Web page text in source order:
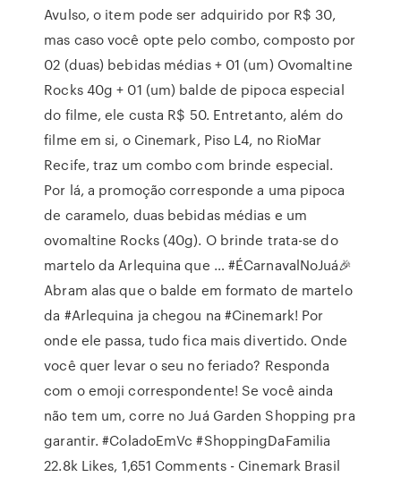
Avulso, o item pode ser adquirido por R$ 30,
mas caso você opte pelo combo, composto por
02 (duas) bebidas médias + 01 (um) Ovomaltine
Rocks 40g + 01 (um) balde de pipoca especial
do filme, ele custa R$ 50. Entretanto, além do
filme em si, o Cinemark, Piso L4, no RioMar
Recife, traz um combo com brinde especial.
Por lá, a promoção corresponde a uma pipoca
de caramelo, duas bebidas médias e um
ovomaltine Rocks (40g). O brinde trata-se do
martelo da Arlequina que … #ÉCarnavalNoJuá🎉
Abram alas que o balde em formato de martelo
da #Arlequina ja chegou na #Cinemark! Por
onde ele passa, tudo fica mais divertido. Onde
você quer levar o seu no feriado? Responda
com o emoji correspondente! Se você ainda
não tem um, corre no Juá Garden Shopping pra
garantir. #ColadoEmVc #ShoppingDaFamilia
22.8k Likes, 1,651 Comments - Cinemark Brasil